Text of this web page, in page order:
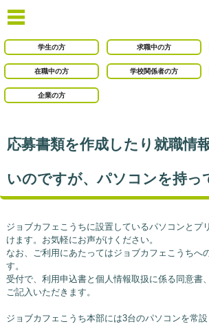
学生の方 求職中の方
在職中の方 学校関係者の方
企業の方
応募書類を作成したり就職情
いのですが、パソコンを持っ
ジョブカフェこうちに設置しているパソコンとプ
けます。お気軽にお声がけください。
なお、ご利用にあたってはジョブカフェこうちへ
す。
受付で、利用申込書と個人情報取扱に係る同意書
ご記入いただきます。
ジョブカフェこうち本部には3台のパソコンを常